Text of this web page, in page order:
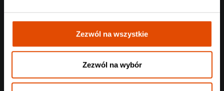
Zezwól na wszystkie
Zezwól na wybór